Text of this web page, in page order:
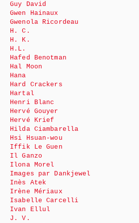
Guy David
Gwen Hainaux
Gwenola Ricordeau
H. C.
H. K.
H.L.
Hafed Benotman
Hal Moon
Hana
Hard Crackers
Hartal
Henri Blanc
Hervé Gouyer
Hervé Krief
Hilda Ciambarella
Hsi Hsuan-wou
Iffik Le Guen
Il Ganzo
Ilona Morel
Images par Dankjewel
Inès Atek
Irène Mériaux
Isabelle Carcelli
Ivan Ellul
J. V.